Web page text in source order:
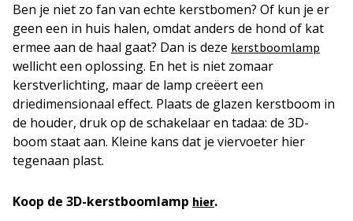
Ben je niet zo fan van echte kerstbomen? Of kun je er
geen een in huis halen, omdat anders de hond of kat
ermee aan de haal gaat? Dan is deze kerstboomlamp
wellicht een oplossing. En het is niet zomaar
kerstverlichting, maar de lamp creëert een
driedimensionaal effect. Plaats de glazen kerstboom in
de houder, druk op de schakelaar en tadaa: de 3D-
boom staat aan. Kleine kans dat je viervoeter hier
tegenaan plast.
Koop de 3D-kerstboomlamp hier.